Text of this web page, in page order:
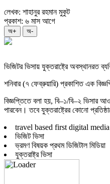
লেখক: শাহানুর রহমান মুকুট
প্রকাশ: ৬ মাস আগে
অ+ অ-
ভিজিটর ভিসায় যুক্তরাষ্ট্রে অবস্থানরত
শনিবার (৭ ফেব্রুয়ারি) প্রকাশিত এক
বিজ্ঞপ্তিতে বলা হয়, বি–১/বি–২ ভিসার
পারবেন। তবে যুক্তরাষ্ট্রের কোনো
travel based first digital media
ভিজিট ভিসা
ভ্রমণ বিষয়ক প্রথম ডিজিটাল মিডিয়া
যুক্তরাষ্ট্র ভিসা